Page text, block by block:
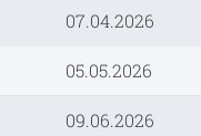
07.04.2026
05.05.2026
09.06.2026